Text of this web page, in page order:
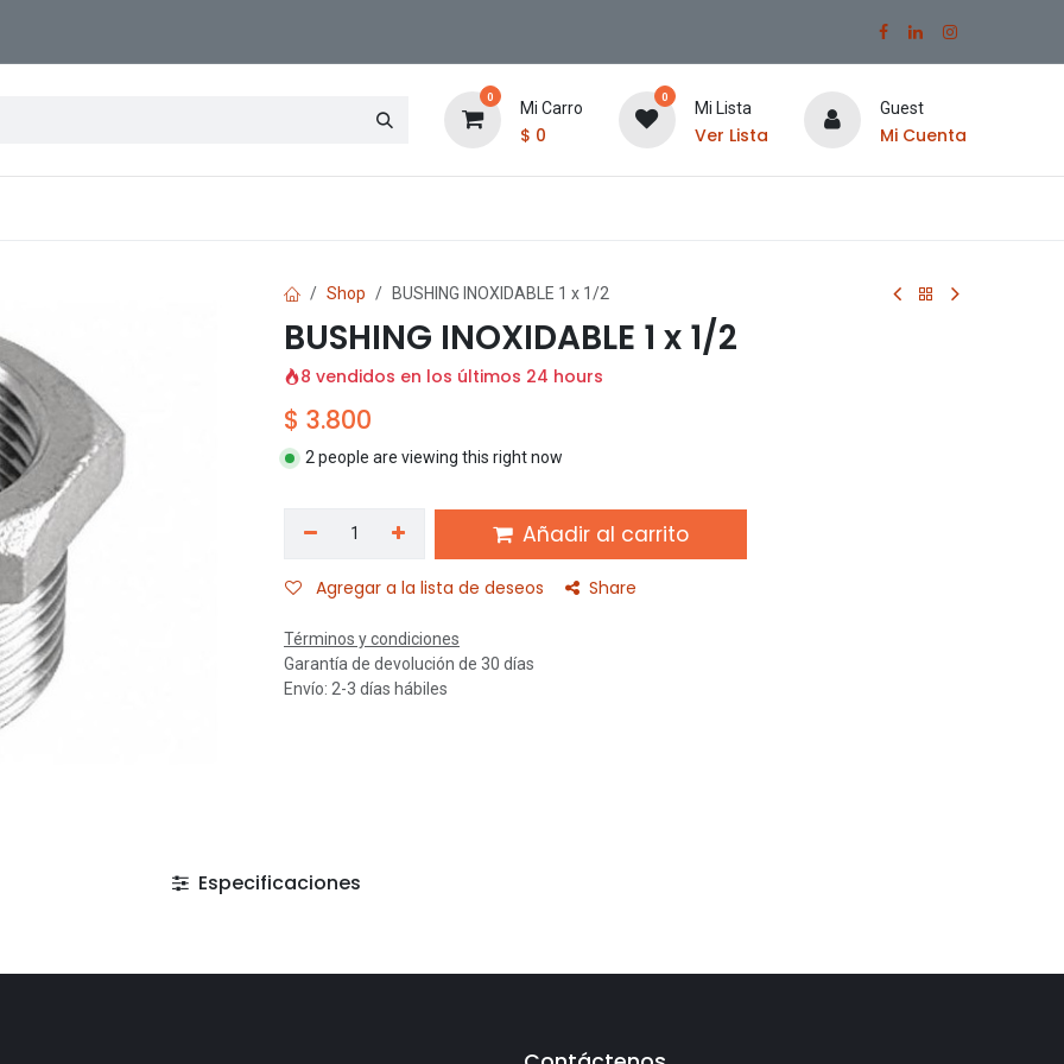
0
Mi Carro
$ 0
0
Mi Lista
Ver Lista
Guest
Mi Cuenta
Shop BUSHING INOXIDABLE 1 x 1/2
BUSHING INOXIDABLE 1 x 1/2
8 vendidos en los últimos 24 hours
$ 3.800
2 people are viewing this right now
Añadir al carrito
Agregar a la lista de deseos Share
Términos y condiciones
Garantía de devolución de 30 días
Envío: 2-3 días hábiles
Especificaciones